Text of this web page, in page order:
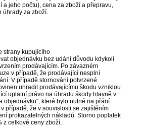
a jeho počtu), cena za zboží a přepravu,
úhrady za zboží.
strany kupujícího
objednávku bez udání důvodu kdykoli
prodávajícím. Po závazném
v případě, že prodávající nesplní
V případě stornování potvrzené
uhradit prodávajícímu škodu vzniklou
uplatní právo na úhradu škody hlavně v
objednávku", které bylo nutné na přání
případě, že v souvislosti se zajištěním
prokazatelných nákladů. Storno poplatek
z celkové ceny zboží.